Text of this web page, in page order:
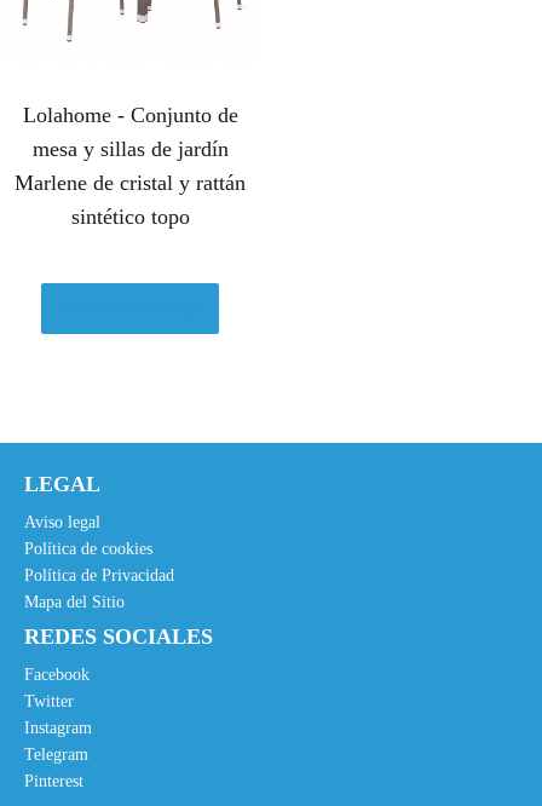
Lolahome - Conjunto de
mesa y sillas de jardín
Marlene de cristal y rattán
sintético topo
LEGAL
Aviso legal
Política de cookies
Política de Privacidad
Mapa del Sitio
REDES SOCIALES
Facebook
Twitter
Instagram
Telegram
Pinterest